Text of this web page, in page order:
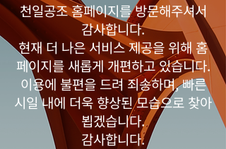
천일공조 홈페이지를 방문해주셔서
감사합니다.
현재 더 나은 서비스 제공을 위해 홈
페이지를 새롭게 개편하고 있습니다.
이용에 불편을 드려 죄송하며, 빠른
시일 내에 더욱 향상된 모습으로 찾아
뵙겠습니다.
감사합니다.